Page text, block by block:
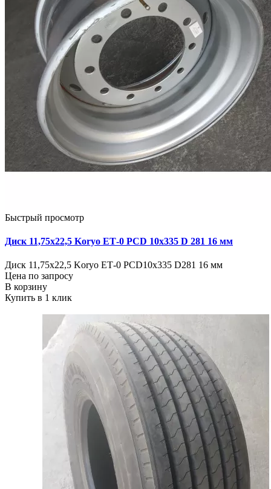
Быстрый просмотр
Диск 11,75х22,5 Koryo ЕТ-0 PCD 10х335 D 281 16 мм
Диск 11,75х22,5 Koryo ЕТ-0 PCD10х335 D281 16 мм
Цена по запросу
В корзину
Купить в 1 клик